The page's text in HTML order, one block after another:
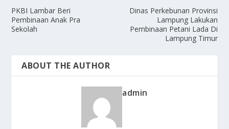
PKBI Lambar Beri
Pembinaan Anak Pra
Sekolah
Dinas Perkebunan Provinsi
Lampung Lakukan
Pembinaan Petani Lada Di
Lampung Timur
ABOUT THE AUTHOR
admin